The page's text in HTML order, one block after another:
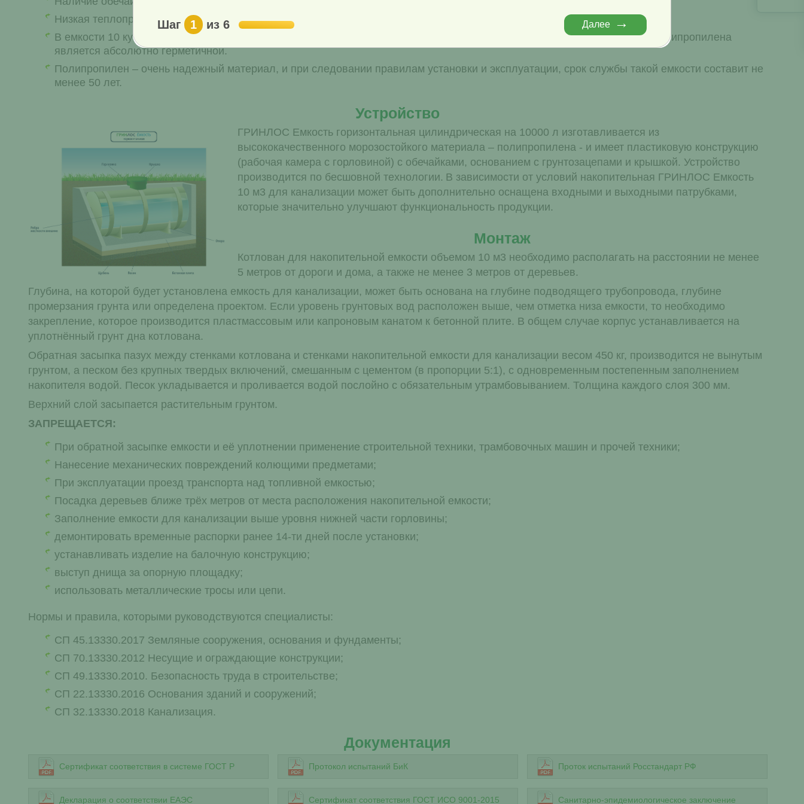
Низкая теплопроводность полипропилена позволяет обойтись без использования дополнительной теплоизоляции.
В емкости 10 кубов ГРИНЛОС особое внимание уделено качеству швов. Поэтому данная емкость для канализации из полипропилена
является абсолютно герметичной.
Полипропилен – очень надежный материал, и при следовании правилам установки и эксплуатации, срок службы такой емкости составит не
менее 50 лет.
Устройство
ГРИНЛОС Емкость горизонтальная цилиндрическая на 10000 л изготавливается из
высококачественного морозостойкого материала – полипропилена - и имеет пластиковую конструкцию
(рабочая камера с горловиной) с обечайками, основанием с грунтозацепами и крышкой. Устройство
производится по бесшовной технологии. В зависимости от условий накопительная ГРИНЛОС Емкость
10 м3 для канализации может быть дополнительно оснащена входными и выходными патрубками,
которые значительно улучшают функциональность продукции.
Монтаж
Котлован для накопительной емкости объемом 10 м3 необходимо располагать на расстоянии не менее
5 метров от дороги и дома, а также не менее 3 метров от деревьев.
Глубина, на которой будет установлена емкость для канализации, может быть основана на глубине подводящего трубопровода, глубине
промерзания грунта или определена проектом. Если уровень грунтовых вод расположен выше, чем отметка низа емкости, то необходимо
закрепление, которое производится пластмассовым или капроновым канатом к бетонной плите. В общем случае корпус устанавливается на
уплотнённый грунт дна котлована.
Обратная засыпка пазух между стенками котлована и стенками накопительной емкости для канализации весом 450 кг, производится не вынутым
грунтом, а песком без крупных твердых включений, смешанным с цементом (в пропорции 5:1), с одновременным постепенным заполнением
накопителя водой. Песок укладывается и проливается водой послойно с обязательным утрамбовыванием. Толщина каждого слоя 300 мм.
Верхний слой засыпается растительным грунтом.
ЗАПРЕЩАЕТСЯ:
При обратной засыпке емкости и её уплотнении применение строительной техники, трамбовочных машин и прочей техники;
Нанесение механических повреждений колющими предметами;
При эксплуатации проезд транспорта над топливной емкостью;
Посадка деревьев ближе трёх метров от места расположения накопительной емкости;
Заполнение емкости для канализации выше уровня нижней части горловины;
демонтировать временные распорки ранее 14-ти дней после установки;
устанавливать изделие на балочную конструкцию;
выступ днища за опорную площадку;
использовать металлические тросы или цепи.
Нормы и правила, которыми руководствуются специалисты:
СП 45.13330.2017 Земляные сооружения, основания и фундаменты;
СП 70.13330.2012 Несущие и ограждающие конструкции;
СП 49.13330.2010. Безопасность труда в строительстве;
СП 22.13330.2016 Основания зданий и сооружений;
СП 32.13330.2018 Канализация.
Документация
Сертификат соответствия в системе ГОСТ Р Протокол испытаний БиК Проток испытаний Росстандарт РФ
Декларация о соответствии ЕАЭС Сертификат соответствия ГОСТ ИСО 9001-2015 Санитарно-эпидемиологическое заключение
Шаг 1 из 6 Далее